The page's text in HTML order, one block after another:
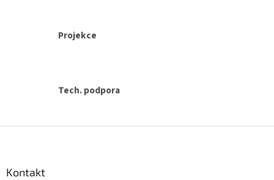
Projekce
Tech. podpora
Kontakt